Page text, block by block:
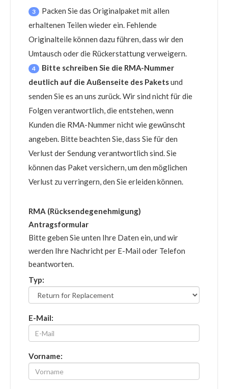
3
Packen Sie das Originalpaket mit allen
erhaltenen Teilen wieder ein. Fehlende
Originalteile können dazu führen, dass wir den
Umtausch oder die Rückerstattung verweigern.
4
Bitte schreiben Sie die RMA-Nummer
deutlich auf die Außenseite des Paketsund
senden Sie es an uns zurück. Wir sind nicht für die
Folgen verantwortlich, die entstehen, wenn
Kunden die RMA-Nummer nicht wie gewünscht
angeben. Bitte beachten Sie, dass Sie für den
Verlust der Sendung verantwortlich sind. Sie
können das Paket versichern, um den möglichen
Verlust zu verringern, den Sie erleiden können.
RMA (Rücksendegenehmigung)
Antragsformular
Bitte geben Sie unten Ihre Daten ein, und wir
werden Ihre Nachricht per E-Mail oder Telefon
beantworten.
Typ:
E-Mail:
Vorname: